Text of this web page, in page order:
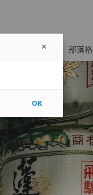
Other 部落格
OK